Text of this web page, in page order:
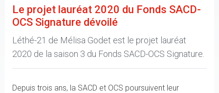
Le projet lauréat 2020 du Fonds SACD-
OCS Signature dévoilé
Léthé-21 de Mélisa Godet est le projet lauréat
2020 de la saison 3 du Fonds SACD-OCS Signature.
Depuis trois ans, la SACD et OCS poursuivent leur